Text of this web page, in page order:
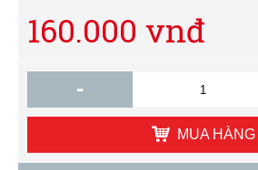
160.000 vnđ
-
MUA HÀNG